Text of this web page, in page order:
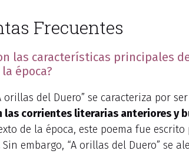
Frecuentes
las características principales
época?
orillas del Duero” se caracteriza por
las corrientes literarias anteriores y
de la época, este poema fue escrito
Sin embargo, “A orillas del Duero” se